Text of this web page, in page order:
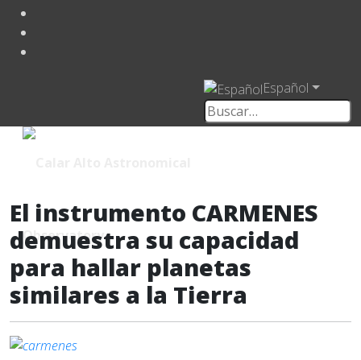
Español
El instrumento CARMENES
demuestra su capacidad
para hallar planetas
similares a la Tierra